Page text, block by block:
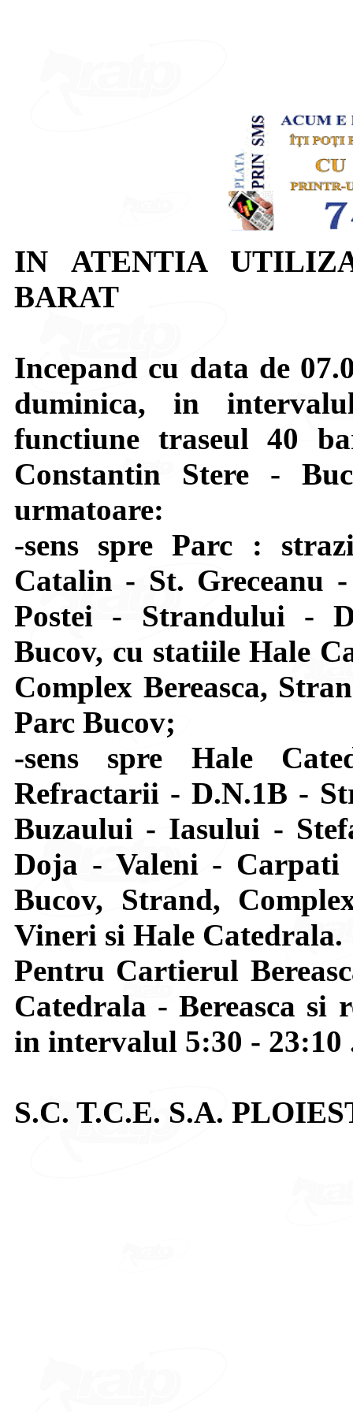
IN ATENTIA
BARAT
Incepand cu data de
duminica, in
functiune traseul 40
Constantin Stere -
urmatoare:
-sens spre Parc :
Catalin - St. Greceanu
Postei - Strandului -
Bucov, cu statiile Hale
Complex Bereasca,
Parc Bucov;
-sens spre Hale
Refractarii - D.N.1B -
Buzaului - Iasului -
Doja - Valeni -
Bucov, Strand,
Vineri si Hale Catedrala.
Pentru Cartierul
Catedrala - Bereasca si
in intervalul 5:30 - 23:10
S.C. T.C.E. S.A.